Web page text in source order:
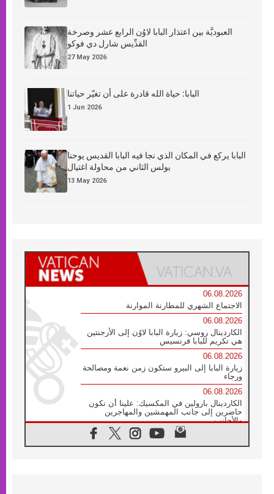
العبوديَّة بين اعتذار البابا لاوُن الرابع عشر وصرخة
القدِّيس شارل دي فوكو
27 May 2026
البابا: حياة الله قادرة على أن تغيّر حياتنا
1 Jun 2026
البابا يركع في المكان الذي نجا فيه البابا القديس يوحنا
بولس الثاني من محاولة اغتيال
13 May 2026
06.08.2026
الاجتماع الشهري للمطارنة الموارنة
06.08.2026
الكاردينال روسي: زيارة البابا لاوُن إلى الأرجنتين
هي تكريم للبابا فرنسيس
06.08.2026
زيارة البابا إلى البيرو ستكون زمن نعمة ومصالحة
ورجاء
06.08.2026
الكاردينال بارولين في المكسيك: علينا أن نكون
حاضرين إلى جانب المهمشين والمهاجرين
والأجانب
البابا لاوُن الرابع عشر للشباب في أسيزي: